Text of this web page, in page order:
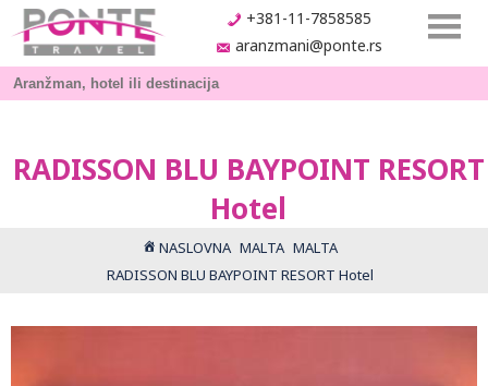
+381-11-7858585
aranzmani@ponte.rs
RADISSON BLU BAYPOINT RESORT
Hotel
NASLOVNA MALTA MALTA
RADISSON BLU BAYPOINT RESORT Hotel